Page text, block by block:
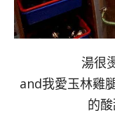
湯很
and我愛玉林雞
的